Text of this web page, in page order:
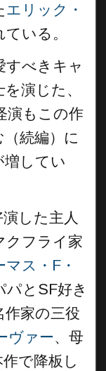
エリック・
いる。
すべきキャ
演じた、
演もこの作
続編）に
増してい
した主人
クフライ家
マス・F・
パとSF好き
家の三役
ヴァー、母
で降板し